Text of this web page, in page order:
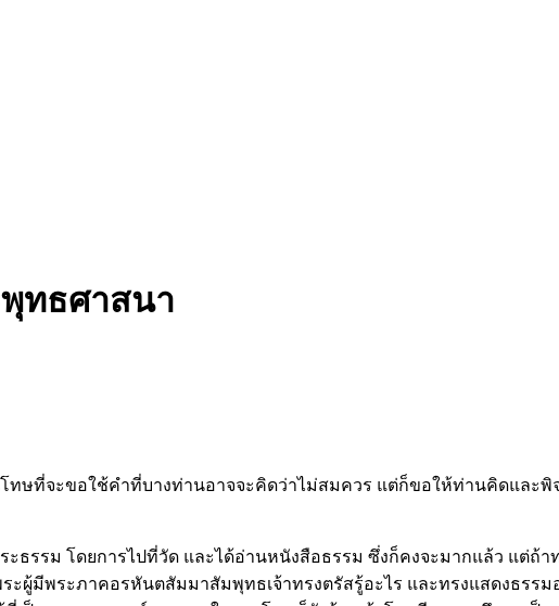
ทธศาสนา
ทษที่จะขอใช้คำที่บางท่านอาจจะคิดว่าไม่สมควร แต่ก็ขอให้ท่านคิดและ
ะธรรม โดยการไปที่วัด และได้อ่านหนังสือธรรม ซึ่งก็คงจะมากแล้ว แต่
ผู้มีพระภาคอรหันตสัมมาสัมพุทธเจ้าทรงตรัสรู้อะไร และทรงแสดงธรรม